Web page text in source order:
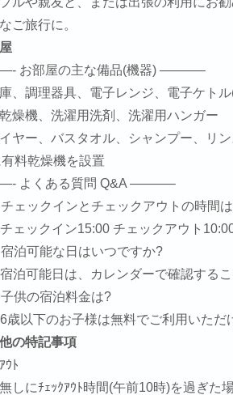
ご旅行に。
お部屋の主な備品(機器) ———–
、調理器具、電子レンジ、電子ケト
燥機、洗濯用洗剤、洗濯用ハンガー
イヤー、バスタオル、シャンプー、リ
料乾燥機を設置
よくある質問 Q&A ———–
ェックインとチェックアウトの時間
ェックイン15:00 チェックアウト10:00
泊可能な日はいつですか?
泊可能日は、カレンダーで確認するこ
供の宿泊料金は?
歳以下のお子様は無料でご利用いただ
の特記事項
ｳﾄ
しにﾁｪｯｸｱｳﾄ時間(午前10時)を過ぎた